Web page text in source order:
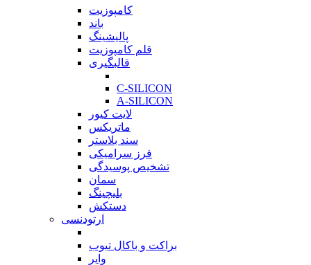
کامپوزیت
باند
پالیشینگ
قلم کامپوزیت
قالبگیری
C-SILICON
A-SILICON
لایت کیور
ماتریکس
سند بلاستر
فرز سرامیکی
تشخیص پوسیدگی
سمان
بلیچینگ
دستکش
ارتودنسی
براکت و باکال تیوب
وایر